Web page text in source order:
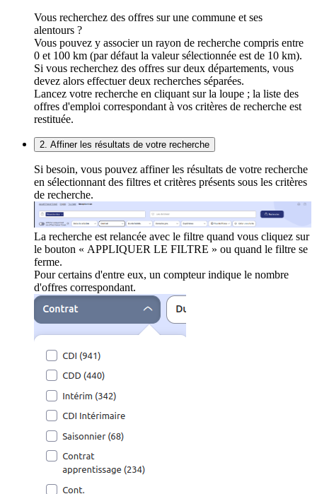
Vous recherchez des offres sur une commune et ses
alentours ?
Vous pouvez y associer un rayon de recherche compris entre
0 et 100 km (par défaut la valeur sélectionnée est de 10 km).
Si vous recherchez des offres sur deux départements, vous
devez alors effectuer deux recherches séparées.
Lancez votre recherche en cliquant sur la loupe ; la liste des
offres d'emploi correspondant à vos critères de recherche est
restituée.
2. Affiner les résultats de votre recherche
Si besoin, vous pouvez affiner les résultats de votre recherche
en sélectionnant des filtres et critères présents sous les critères
de recherche.
La recherche est relancée avec le filtre quand vous cliquez sur
le bouton « APPLIQUER LE FILTRE » ou quand le filtre se
ferme.
Pour certains d'entre eux, un compteur indique le nombre
d'offres correspondant.